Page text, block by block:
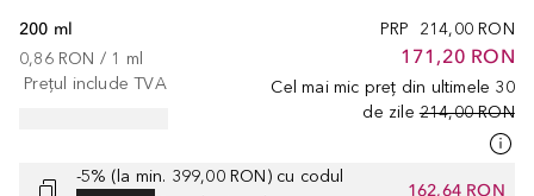
PRP 214,00 RON
171,20 RON
Cel mai mic preț din ultimele 30
de zile 214,00 RON
200 ml
0,86 RON / 1 ml
Prețul include TVA
-5% (la min. 399,00 RON) cu codul
162,64 RON